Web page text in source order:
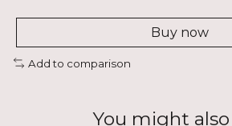
Buy now
Add to comparison
You might